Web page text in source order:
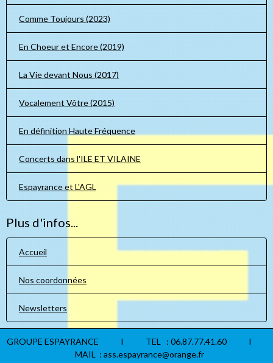
Comme Toujours (2023)
En Choeur et Encore (2019)
La Vie devant Nous (2017)
Vocalement Vôtre (2015)
En définition Haute Fréquence
Concerts dans l'ILE ET VILAINE
Espayrance et L'AGL
Plus d'infos...
Accueil
Nos coordonnées
Newsletters
GROUPE ESPAYRANCE I TEL : 06.87.77.41.60 I
MAIL : ass.espayrance@orange.fr